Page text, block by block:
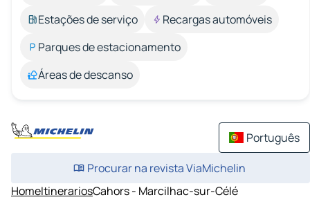
Estações de serviço
Recargas automóveis
Parques de estacionamento
Áreas de descanso
Português
Procurar na revista ViaMichelin
HomeItinerariosCahors - Marcilhac-sur-Célé